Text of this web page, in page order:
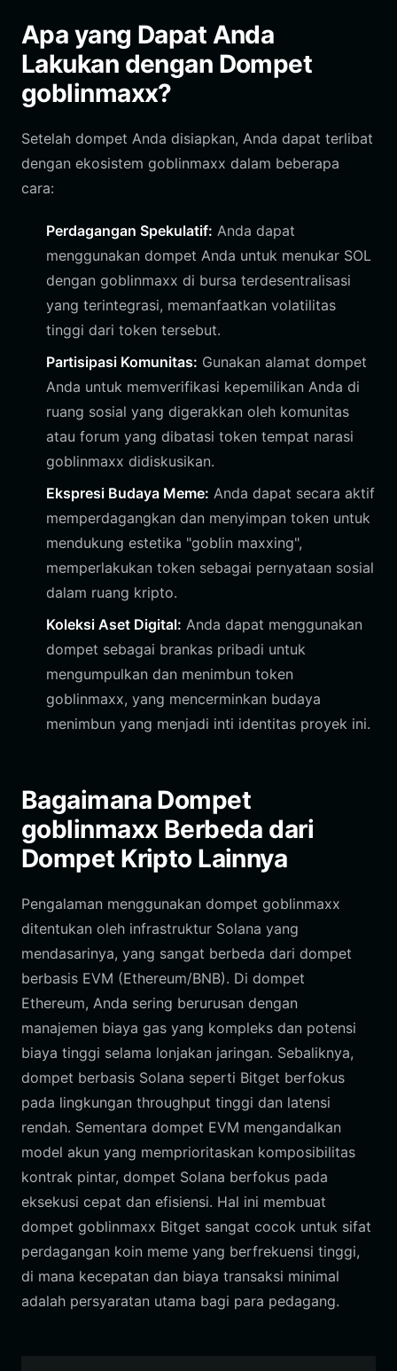
Apa yang Dapat Anda
Lakukan dengan Dompet
goblinmaxx?
Setelah dompet Anda disiapkan, Anda dapat terlibat
dengan ekosistem goblinmaxx dalam beberapa
cara:
Perdagangan Spekulatif: Anda dapat
menggunakan dompet Anda untuk menukar SOL
dengan goblinmaxx di bursa terdesentralisasi
yang terintegrasi, memanfaatkan volatilitas
tinggi dari token tersebut.
Partisipasi Komunitas: Gunakan alamat dompet
Anda untuk memverifikasi kepemilikan Anda di
ruang sosial yang digerakkan oleh komunitas
atau forum yang dibatasi token tempat narasi
goblinmaxx didiskusikan.
Ekspresi Budaya Meme: Anda dapat secara aktif
memperdagangkan dan menyimpan token untuk
mendukung estetika "goblin maxxing",
memperlakukan token sebagai pernyataan sosial
dalam ruang kripto.
Koleksi Aset Digital: Anda dapat menggunakan
dompet sebagai brankas pribadi untuk
mengumpulkan dan menimbun token
goblinmaxx, yang mencerminkan budaya
menimbun yang menjadi inti identitas proyek ini.
Bagaimana Dompet
goblinmaxx Berbeda dari
Dompet Kripto Lainnya
Pengalaman menggunakan dompet goblinmaxx
ditentukan oleh infrastruktur Solana yang
mendasarinya, yang sangat berbeda dari dompet
berbasis EVM (Ethereum/BNB). Di dompet
Ethereum, Anda sering berurusan dengan
manajemen biaya gas yang kompleks dan potensi
biaya tinggi selama lonjakan jaringan. Sebaliknya,
dompet berbasis Solana seperti Bitget berfokus
pada lingkungan throughput tinggi dan latensi
rendah. Sementara dompet EVM mengandalkan
model akun yang memprioritaskan komposibilitas
kontrak pintar, dompet Solana berfokus pada
eksekusi cepat dan efisiensi. Hal ini membuat
dompet goblinmaxx Bitget sangat cocok untuk sifat
perdagangan koin meme yang berfrekuensi tinggi,
di mana kecepatan dan biaya transaksi minimal
adalah persyaratan utama bagi para pedagang.